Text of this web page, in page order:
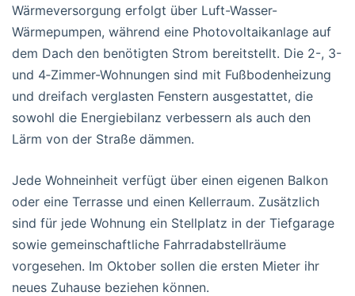
Wärmeversorgung erfolgt über Luft-Wasser-
Wärmepumpen, während eine Photovoltaikanlage auf
dem Dach den benötigten Strom bereitstellt. Die 2-, 3-
und 4‑Zimmer-Wohnungen sind mit Fußbodenheizung
und dreifach verglasten Fenstern ausgestattet, die
sowohl die Energiebilanz verbessern als auch den
Lärm von der Straße dämmen.
Jede Wohneinheit verfügt über einen eigenen Balkon
oder eine Terrasse und einen Kellerraum. Zusätzlich
sind für jede Wohnung ein Stellplatz in der Tiefgarage
sowie gemeinschaftliche Fahrradabstellräume
vorgesehen. Im Oktober sollen die ersten Mieter ihr
neues Zuhause beziehen können.